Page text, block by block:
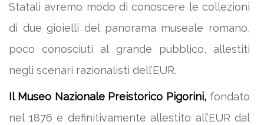
Statali avremo modo di conoscere le collezioni
di due gioielli del panorama museale romano,
poco conosciuti al grande pubblico, allestiti
negli scenari razionalisti dell’EUR.
Il Museo Nazionale Preistorico Pigorini, fondato
nel 1876 e definitivamente allestito all’EUR dal